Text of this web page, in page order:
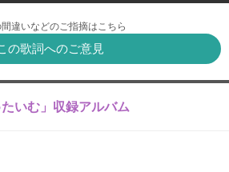
違いなどのご指摘はこちら
の歌詞へのご意見
たいむ」収録アルバム